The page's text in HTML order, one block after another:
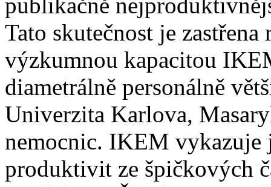
Tato skutečnost je
výzkumnou kapacitou
diametrálně personálně
Univerzita Karlova,
nemocnic. IKEM vykazuje
produktivit ze špičkových